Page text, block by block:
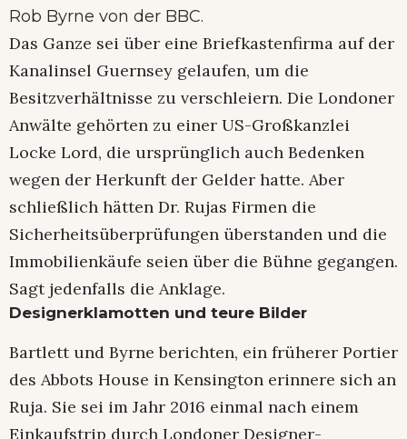
Rob Byrne von der BBC.
Das Ganze sei über eine Briefkastenfirma auf der
Kanalinsel Guernsey gelaufen, um die
Besitzverhältnisse zu verschleiern. Die Londoner
Anwälte gehörten zu einer US-Großkanzlei
Locke Lord, die ursprünglich auch Bedenken
wegen der Herkunft der Gelder hatte. Aber
schließlich hätten Dr. Rujas Firmen die
Sicherheitsüberprüfungen überstanden und die
Immobilienkäufe seien über die Bühne gegangen.
Sagt jedenfalls die Anklage.
Designerklamotten und teure Bilder
Bartlett und Byrne berichten, ein früherer Portier
des Abbots House in Kensington erinnere sich an
Ruja. Sie sei im Jahr 2016 einmal nach einem
Einkaufstrip durch Londoner Designer-